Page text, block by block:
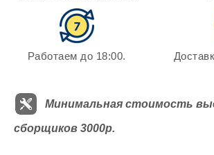
Работаем до 18:00.
Минимальная стоимость
сборщиков 3000р.